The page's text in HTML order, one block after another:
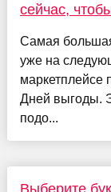
сейчас,
Самая
уже на
маркетплейсе
Дней выгоды.
подо...
Выберите